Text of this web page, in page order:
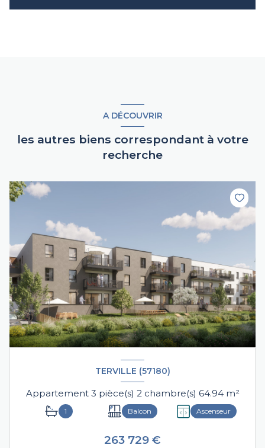
A DÉCOUVRIR
les autres biens correspondant à votre
recherche
TERVILLE (57180)
Appartement 3 pièce(s) 2 chambre(s) 64.94 m²
1 Balcon Ascenseur
263 729 €